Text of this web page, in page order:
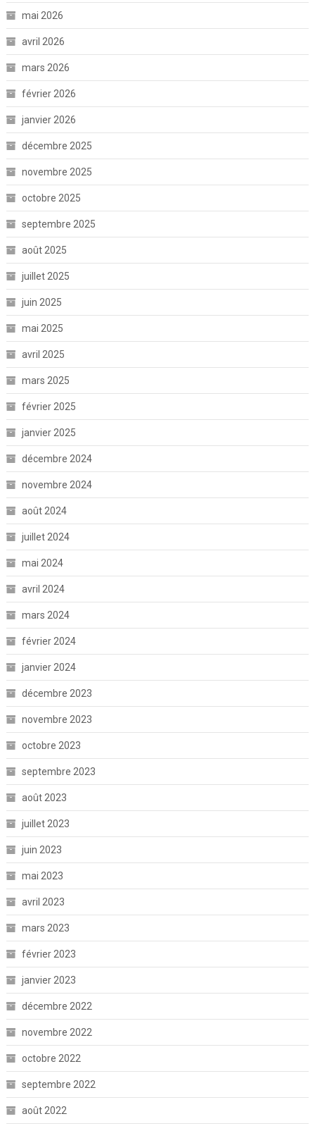
mai 2026
avril 2026
mars 2026
février 2026
janvier 2026
décembre 2025
novembre 2025
octobre 2025
septembre 2025
août 2025
juillet 2025
juin 2025
mai 2025
avril 2025
mars 2025
février 2025
janvier 2025
décembre 2024
novembre 2024
août 2024
juillet 2024
mai 2024
avril 2024
mars 2024
février 2024
janvier 2024
décembre 2023
novembre 2023
octobre 2023
septembre 2023
août 2023
juillet 2023
juin 2023
mai 2023
avril 2023
mars 2023
février 2023
janvier 2023
décembre 2022
novembre 2022
octobre 2022
septembre 2022
août 2022